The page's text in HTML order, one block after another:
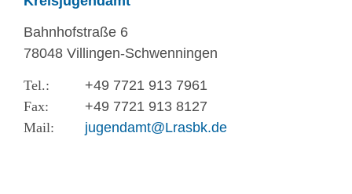
Bahnhofstraße 6
78048 Villingen-Schwenningen
+49 7721 913 7961
+49 7721 913 8127
jugendamt@Lrasbk.de